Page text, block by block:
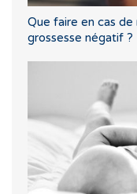
Que faire en cas
grossesse négatif ?